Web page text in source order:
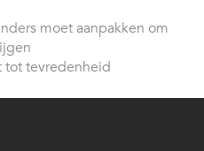
moet aanpakken om
tot tevredenheid